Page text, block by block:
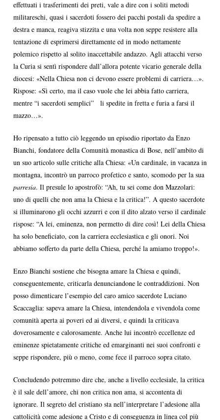
effettuati i trasferimenti dei preti, vale a dire con i soliti metodi
militareschi, quasi i sacerdoti fossero dei pacchi postali da spedire a
destra e manca, reagiva stizzita e una volta non seppe resistere alla
tentazione di esprimersi direttamente ed in modo nettamente
polemico rispetto al solito inaccettabile andazzo. Agli attacchi verso
la Curia si sentì rispondere dall’allora potente vicario generale della
diocesi: «Nella Chiesa non ci devono essere problemi di carriera…».
Rispose: «Sì certo, ma il caso vuole che lei abbia fatto carriera,
mentre “i sacerdoti semplici” li spedite in fretta e furia a farsi il
mazzo…».
Ho ripensato a tutto ciò leggendo un episodio riportato da Enzo
Bianchi, fondatore della Comunità monastica di Bose, nell’ambito di
un suo articolo sulle critiche alla Chiesa: «Un cardinale, in vacanza in
montagna, incontrò un parroco profetico e santo, scomodo per la sua
parresia. Il presule lo apostrofò: “Ah, tu sei come don Mazzolari:
uno di quelli che non ama la Chiesa e la critica!”. A questo sacerdote
si illuminarono gli occhi azzurri e con il dito alzato verso il cardinale
rispose: “A lei, eminenza, non permetto di dire così! Lei della Chiesa
ha solo beneficiato, con la carriera ecclesiastica e gli onori. Noi
abbiamo sofferto da parte della Chiesa, perché la amiamo troppo!».
Enzo Bianchi sostiene che bisogna amare la Chiesa e quindi,
conseguentemente, criticarla denunciandone le contraddizioni. Non
posso dimenticare l’esempio del caro amico sacerdote Luciano
Scaccaglia: sapeva amare la Chiesa, intendendola e vivendola come
comunità aperta ai poveri ed ai diversi, e quindi la criticava
doverosamente e calorosamente. Anche lui incontrò eccellenze ed
eminenze spietatamente critiche ed emarginanti nei suoi confronti e
seppe rispondere, più o meno, come fece il parroco sopra citato.
Concludendo potremmo dire che, anche a livello ecclesiale, la critica
è il sale dell’amore, chi non critica non ama, si accontenta di
ignorare. Il segreto del cristiano sta nell’interpretare l’adesione alla
cattolicità come adesione a Cristo e di conseguenza in linea col più